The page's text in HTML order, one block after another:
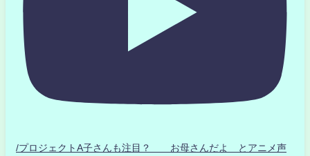
/プロジェクトA子さんも注目？ お母さんだよ とアニメ声